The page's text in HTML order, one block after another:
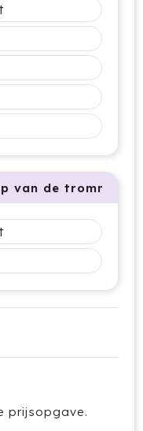
van de trommel
prijsopgave.